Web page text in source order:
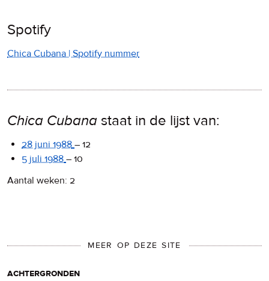
Spotify
Chica Cubana | Spotify nummer
Chica Cubana staat in de lijst van:
28 juni 1988 – 12
5 juli 1988 – 10
Aantal weken: 2
MEER OP DEZE SITE
achtergronden